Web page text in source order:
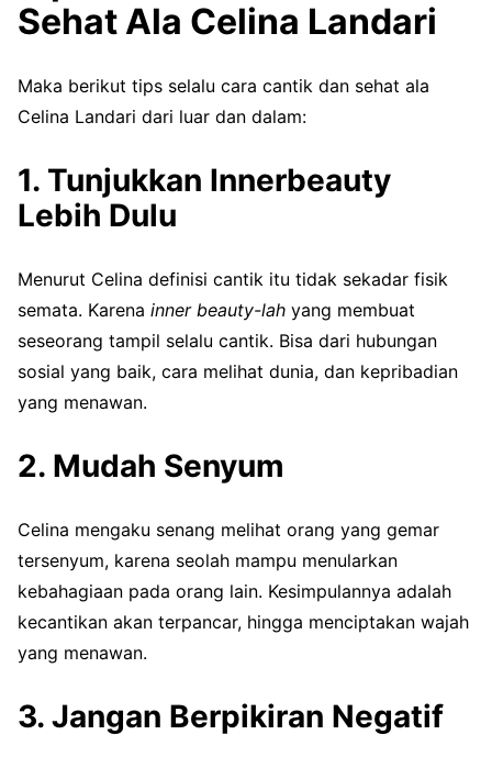
Sehat Ala Celina Landari
Maka berikut tips selalu cara cantik dan sehat ala
Celina Landari dari luar dan dalam:
1. Tunjukkan Innerbeauty
Lebih Dulu
Menurut Celina definisi cantik itu tidak sekadar fisik
semata. Karena inner beauty-lah yang membuat
seseorang tampil selalu cantik. Bisa dari hubungan
sosial yang baik, cara melihat dunia, dan kepribadian
yang menawan.
2. Mudah Senyum
Celina mengaku senang melihat orang yang gemar
tersenyum, karena seolah mampu menularkan
kebahagiaan pada orang lain. Kesimpulannya adalah
kecantikan akan terpancar, hingga menciptakan wajah
yang menawan.
3. Jangan Berpikiran Negatif